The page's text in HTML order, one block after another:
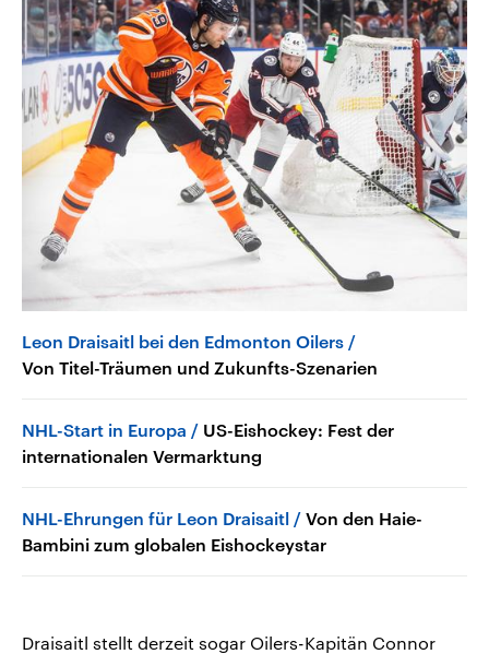
Leon Draisaitl bei den Edmonton Oilers
Von Titel-Träumen und Zukunfts-Szenarien
NHL-Start in Europa
US-Eishockey: Fest der
internationalen Vermarktung
NHL-Ehrungen für Leon Draisaitl
Von den Haie-
Bambini zum globalen Eishockeystar
Draisaitl stellt derzeit sogar Oilers-Kapitän Connor